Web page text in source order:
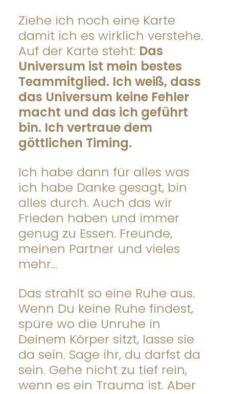
Ziehe ich noch eine Karte
damit ich es wirklich verstehe.
Auf der Karte steht: Das
Universum ist mein bestes
Teammitglied. Ich weiß, dass
das Universum keine Fehler
macht und das ich geführt
bin. Ich vertraue dem
göttlichen Timing.
Ich habe dann für alles was
ich habe Danke gesagt, bin
alles durch. Auch das wir
Frieden haben und immer
genug zu Essen. Freunde,
meinen Partner und vieles
mehr…
Das strahlt so eine Ruhe aus.
Wenn Du keine Ruhe findest,
spüre wo die Unruhe in
Deinem Körper sitzt, lasse sie
da sein. Sage ihr, du darfst da
sein. Gehe nicht zu tief rein,
wenn es ein Trauma ist. Aber